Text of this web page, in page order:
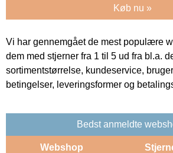
Køb nu »
Vi har gennemgået de mest populære
dem med stjerner fra 1 til 5 ud fra bl.a.
sortimentstørrelse, kundeservice,
betingelser, leveringsformer og
Bedst anmeldte
Webshop